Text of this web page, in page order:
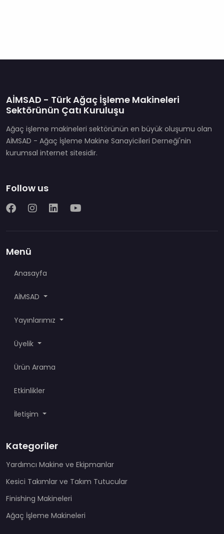
AİMSAD - Türk Ağaç İşleme Makineleri
Sektörünün Çatı Kuruluşu
Ağaç işleme makineleri sektörünün en büyük oluşumu olan
AİMSAD - Ağaç İşleme Makine Sanayicileri Derneği'nin
kurumsal internet sitesidir.
Follow us
Menü
Anasayfa
AİMSAD
Yayınlarımız
Üyelik
Ürün Arama
Etkinlikler
İletişim
Kategoriler
Yardımcı Makine ve Ekipmanlar
Kesici Takımlar ve Takım Tutucular
Finishing Makineleri
Ağaç İşleme Makineleri